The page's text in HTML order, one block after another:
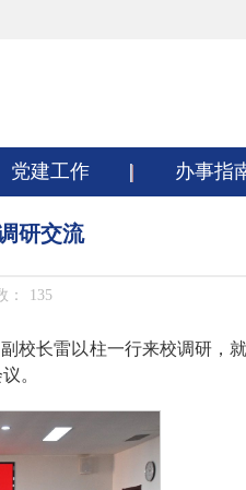
党建工作 办事指
研交流
： 135
校长雷以柱一行来校调研，
。